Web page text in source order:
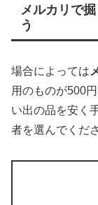
メルカリで
う
場合によっては
用のものが500
い出の品を安く
者を選んでくだ